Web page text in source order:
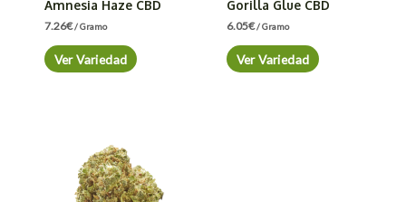
Amnesia Haze CBD
7.26€/ Gramo
Ver Variedad
Gorilla Glue CBD
6.05€/ Gramo
Ver Variedad